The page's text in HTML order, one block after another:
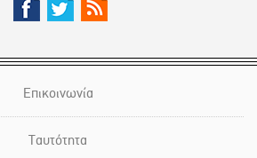
Επικοινωνία
Ταυτότητα